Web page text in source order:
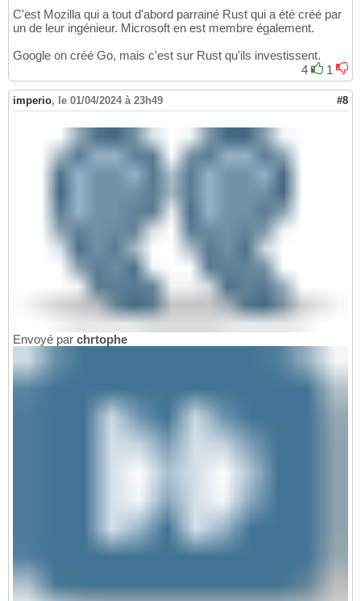
C'est Mozilla qui a tout d'abord parrainé Rust qui a été créé par
un de leur ingénieur. Microsoft en est membre également.
Google on créé Go, mais c'est sur Rust qu'ils investissent.
4
1
imperio, le 01/04/2024 à 23h49 #8
Envoyé par chrtophe